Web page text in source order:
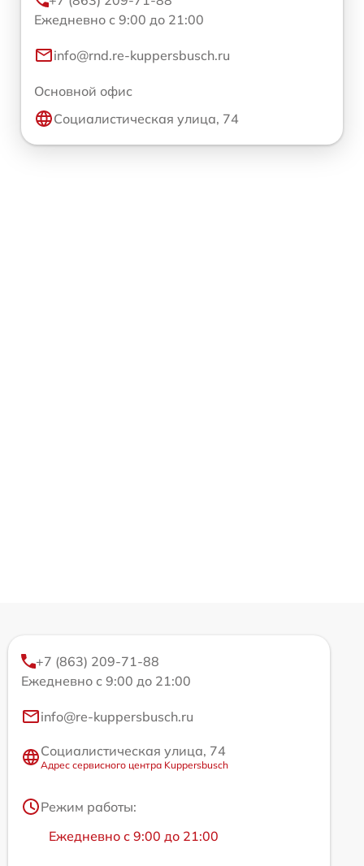
Ежедневно с 9:00 до 21:00
info@rnd.re-kuppersbusch.ru
Основной офис
Социалистическая улица, 74
+7 (863) 209-71-88
Ежедневно с 9:00 до 21:00
info@re-kuppersbusch.ru
Социалистическая улица, 74
Адрес сервисного центра Kuppersbusch
Режим работы:
Ежедневно с 9:00 до 21:00